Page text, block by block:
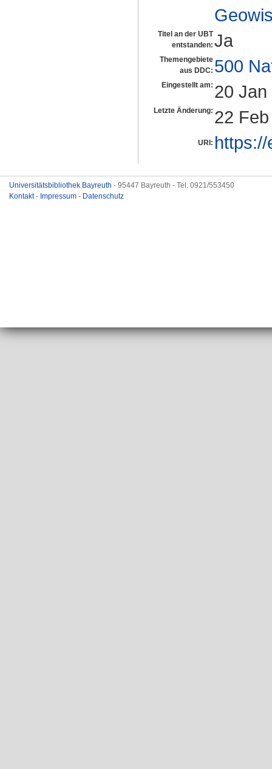
Titel an der UBT
entstanden: Ja
Themengebiete
aus DDC: 500
Eingestellt am: 20
Letzte Änderung: 22
URI:
Universitätsbibliothek Bayreuth - 95447 Bayreuth - Tel. 0921/553450
Kontakt- Impressum - Datenschutz